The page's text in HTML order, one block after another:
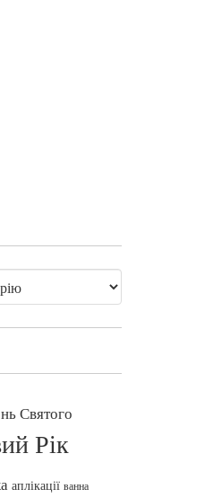
Святого
Рік
аплікації ванна